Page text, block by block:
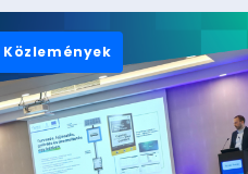
Közlemények